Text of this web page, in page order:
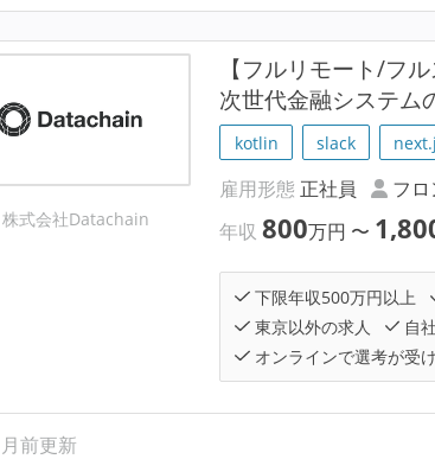
株式会社Datachain
【フルリモート/フ
次世代金融システム
kotlin slack
雇用形態 正社員 フ
年収800万円 〜
下限年収500万円以上
東京以外の求人
自
オンラインで選考が受
前更新